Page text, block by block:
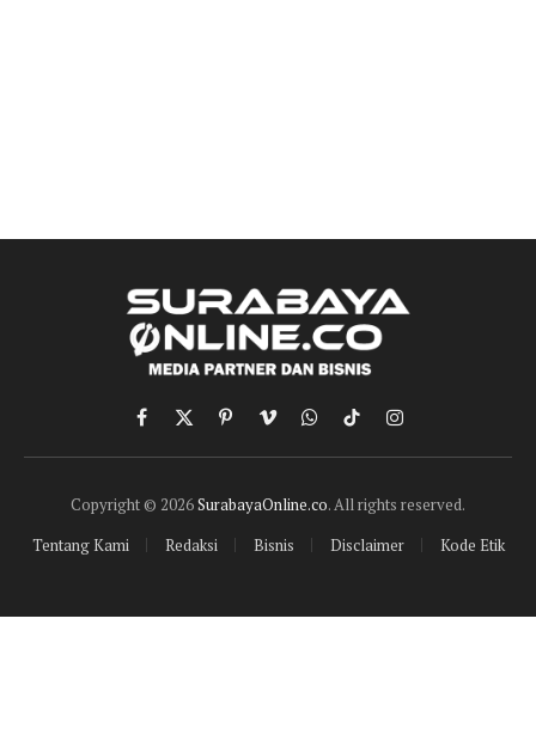
Facebook
X
(Twitter)
PinterestVimeoWhatsApp
TikTokInstagram
Copyright © 2026SurabayaOnline.co. All rights reserved.
Tentang Kami
Redaksi Bisnis Disclaimer Kode Etik